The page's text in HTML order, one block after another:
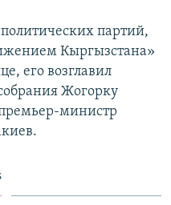
партий,
Кыргызстана»
его возглавил
Жогорку
министр